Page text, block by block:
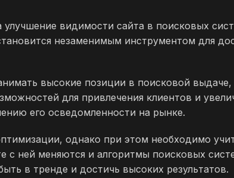
улучшение видимости сайта в поисковых
незаменимым инструментом для
высокие позиции в поисковой
для привлечения клиентов и
его осведомленности на рынке.
однако при этом необходимо
с ней меняются и алгоритмы поисковых
в тренде и достичь высоких результатов.